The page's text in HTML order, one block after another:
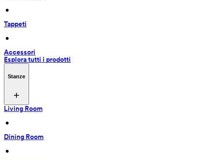
•
Tappeti
•
Accessori
Esplora tutti i prodotti
Stanze
Living Room
•
Dining Room
•